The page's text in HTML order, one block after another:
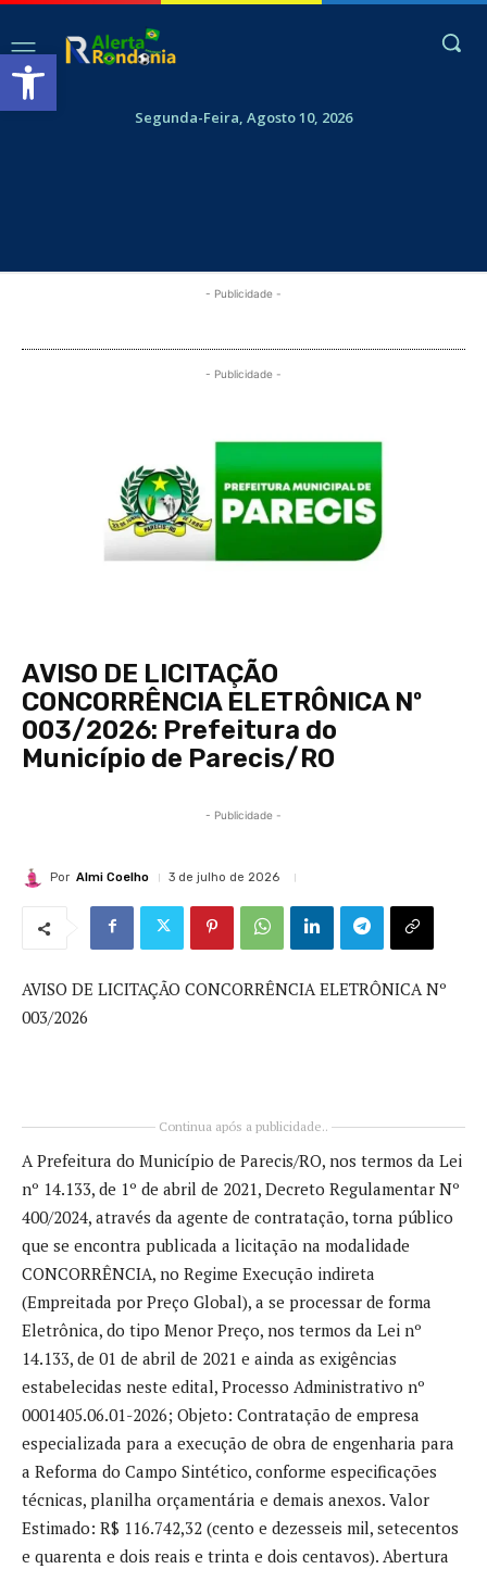
Abrir a barra de ferramentas
Segunda-Feira, Agosto 10, 2026
- Publicidade -
- Publicidade -
AVISO DE LICITAÇÃO
CONCORRÊNCIA ELETRÔNICA Nº
003/2026: Prefeitura do
Município de Parecis/RO
- Publicidade -
Por Almi Coelho 3 de julho de 2026
AVISO DE LICITAÇÃO CONCORRÊNCIA ELETRÔNICA Nº
003/2026
Continua após a publicidade..
A Prefeitura do Município de Parecis/RO, nos termos da Lei
nº 14.133, de 1º de abril de 2021, Decreto Regulamentar Nº
400/2024, através da agente de contratação, torna público
que se encontra publicada a licitação na modalidade
CONCORRÊNCIA, no Regime Execução indireta
(Empreitada por Preço Global), a se processar de forma
Eletrônica, do tipo Menor Preço, nos termos da Lei nº
14.133, de 01 de abril de 2021 e ainda as exigências
estabelecidas neste edital, Processo Administrativo nº
0001405.06.01-2026; Objeto: Contratação de empresa
especializada para a execução de obra de engenharia para
a Reforma do Campo Sintético, conforme especificações
técnicas, planilha orçamentária e demais anexos. Valor
Estimado: R$ 116.742,32 (cento e dezesseis mil, setecentos
e quarenta e dois reais e trinta e dois centavos). Abertura